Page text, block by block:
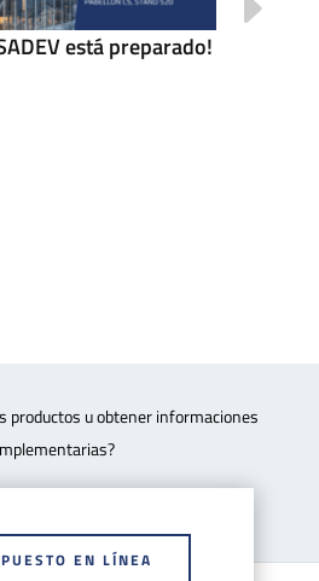
está preparado!
productos u obtener informaciones
EN LÍNEA